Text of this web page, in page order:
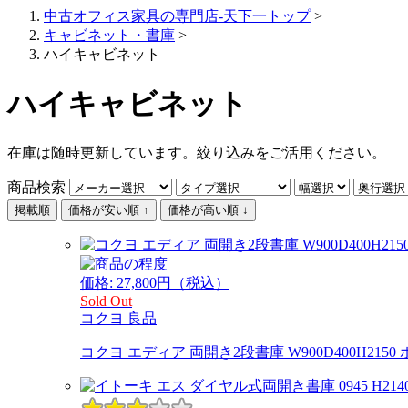
中古オフィス家具の専門店-天下一トップ>
キャビネット・書庫 >
ハイキャビネット
ハイキャビネット
在庫は随時更新しています。絞り込みをご活用ください。
商品検索
掲載順 価格が安い順 ↑ 価格が高い順 ↓
価格: 27,800円（税込）
Sold Out
コクヨ 良品
コクヨ エディア 両開き2段書庫 W900D400H2150